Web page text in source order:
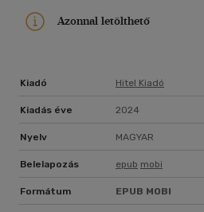
Azonnal letölthető
Kiadó Hitel Kiadó
Kiadás éve 2024
Nyelv MAGYAR
Belelapozás epub mobi
Formátum EPUB MOBI